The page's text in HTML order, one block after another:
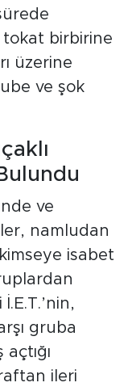
birbirine
üzerine
ve şok
ve
namludan
isabet
gruba
ileri